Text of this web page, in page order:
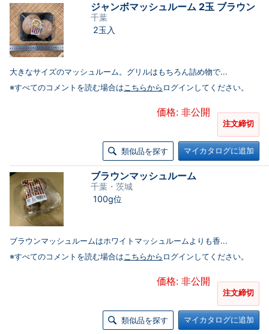
ジャンボマッシュルーム 2玉 ブラウン
千葉
2玉入
大きなサイズのマッシュルーム。グリルはもちろん詰め物で...
※すべてのコメントを読む場合はこちらから ログインしてください。
価格: 非公開
注文締切
類似品を探す マイカタログに追加
ブラウンマッシュルーム
千葉・茨城
100g位
ブラウンマッシュルームはホワイトマッシュルームよりも香...
※すべてのコメントを読む場合はこちらから ログインしてください。
価格: 非公開
注文締切
類似品を探す マイカタログに追加